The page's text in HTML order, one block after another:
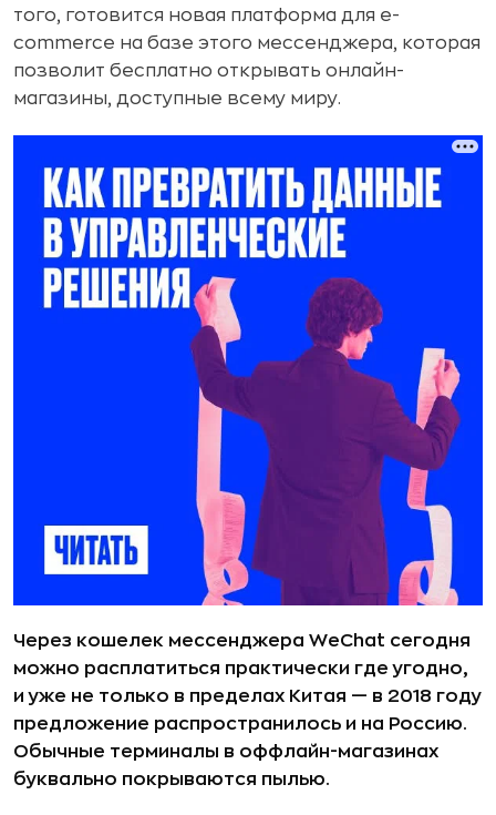
того, готовится новая платформа для e-
commerce на базе этого мессенджера, которая
позволит бесплатно открывать онлайн-
магазины, доступные всему миру.
Через кошелек мессенджера WeChat сегодня
можно расплатиться практически где угодно,
и уже не только в пределах Китая — в 2018 году
предложение распространилось и на Россию.
Обычные терминалы в оффлайн-магазинах
буквально покрываются пылью.